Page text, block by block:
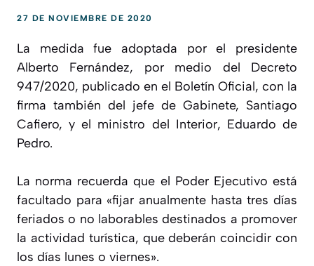
27 DE NOVIEMBRE DE 2020
La medida fue adoptada por el presidente
Alberto Fernández, por medio del Decreto
947/2020, publicado en el Boletín Oficial, con la
firma también del jefe de Gabinete, Santiago
Cafiero, y el ministro del Interior, Eduardo de
Pedro.
La norma recuerda que el Poder Ejecutivo está
facultado para «fijar anualmente hasta tres días
feriados o no laborables destinados a promover
la actividad turística, que deberán coincidir con
los días lunes o viernes».